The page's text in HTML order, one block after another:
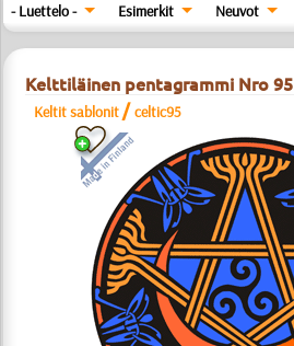
- Luettelo -
Esimerkit Neuvot
Kelttiläinen pentagrammi Nro 95
Keltit sablonit /celtic95